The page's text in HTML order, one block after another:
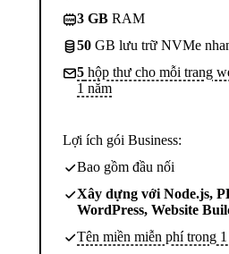
3 GB RAM
50 GB lưu trữ NVMe
5 hộp thư cho mỗi trang
1 năm
Lợi ích gói Business:
Bao gồm đầu nối
Xây dựng với Node.js,
WordPress, Website
Tên miền miễn phí trong